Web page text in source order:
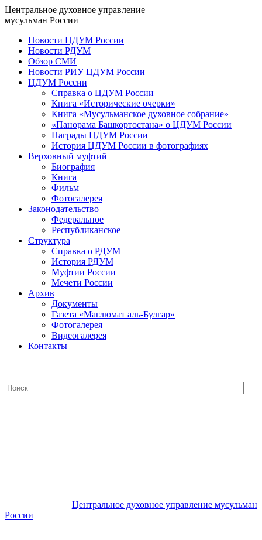
Центральное духовное управление
мусульман России
Новости ЦДУМ России
Новости РДУМ
Обзор СМИ
Новости РИУ ЦДУМ России
ЦДУМ России
Справка о ЦДУМ России
Книга «Исторические очерки»
Книга «Мусульманское духовное собрание»
«Панорама Башкортостана» о ЦДУМ России
Награды ЦДУМ России
История ЦДУМ России в фотографиях
Верховный муфтий
Биография
Книга
Фильм
Фотогалерея
Законодательство
Федеральное
Республиканское
Структура
Справка о РДУМ
История РДУМ
Муфтии России
Мечети России
Архив
Документы
Газета «Маглюмат аль-Булгар»
Фотогалерея
Видеогалерея
Контакты
Центральное духовное управление мусульман
России